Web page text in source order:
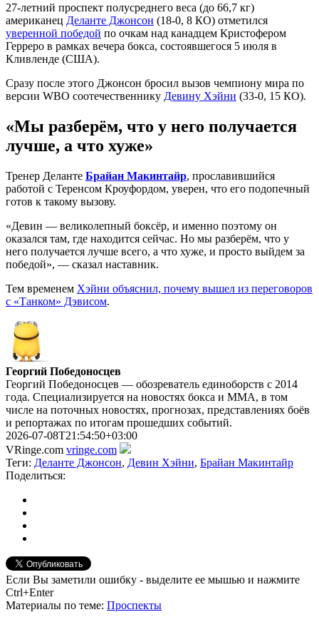
27-летний проспект полусреднего веса (до 66,7 кг)
американец Деланте Джонсон (18-0, 8 КО) отметился
уверенной победой по очкам над канадцем Кристофером
Герреро в рамках вечера бокса, состоявшегося 5 июля в
Кливленде (США).
Сразу после этого Джонсон бросил вызов чемпиону мира по
версии WBO соотечественнику Девину Хэйни (33-0, 15 КО).
«Мы разберём, что у него получается
лучше, а что хуже»
Тренер Деланте Брайан Макинтайр, прославившийся
работой с Теренсом Кроуфордом, уверен, что его подопечный
готов к такому вызову.
«Девин — великолепный боксёр, и именно поэтому он
оказался там, где находится сейчас. Но мы разберём, что у
него получается лучше всего, а что хуже, и просто выйдем за
победой», — сказал наставник.
Тем временем Хэйни объяснил, почему вышел из переговоров
с «Танком» Дэвисом.
Георгий Победоносцев
Георгий Победоносцев — обозреватель единоборств с 2014
года. Специализируется на новостях бокса и ММА, в том
числе на поточных новостях, прогнозах, представлениях боёв
и репортажах по итогам прошедших событий.
2026-07-08T21:54:50+03:00
VRinge.com vringe.com
Теги: Деланте Джонсон, Девин Хэйни, Брайан Макинтайр
Поделиться:
Если Вы заметили ошибку - выделите ее мышью и нажмите
Ctrl+Enter
Материалы по теме: Проспекты